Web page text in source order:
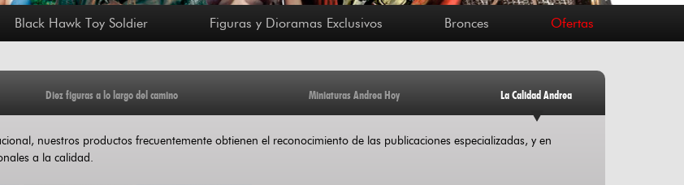
Black Hawk Toy Soldier Figuras y Dioramas Exclusivos Bronces Ofertas
Diez figuras a lo largo del camino Miniaturas Andrea Hoy La Calidad Andrea
nuestros productos frecuentemente obtienen el reconocimiento de las publicaciones especializadas, y en
a la calidad.